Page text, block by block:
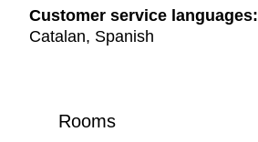
Customer service languages:
Catalan, Spanish
Rooms